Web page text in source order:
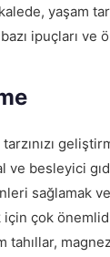
yaşam
ipuçları ve
ve besleyici
sağlamak
çok
tahıllar,